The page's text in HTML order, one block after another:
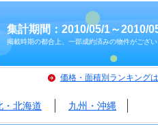
集計期間：2010/05/1～2010/
掲載時期の都合上、一部成約済みの物件がござ
価格・面積別ランキング
・北海道 九州・沖縄